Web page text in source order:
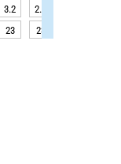
3.2 2.7
23 23